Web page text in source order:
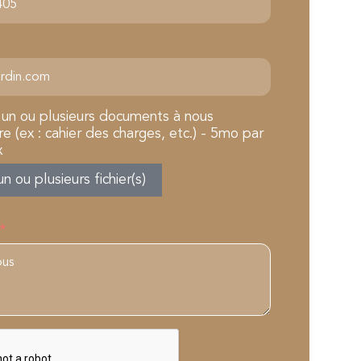
ou plusieurs documents à nous
(ex : cahier des charges, etc.) - 5mo par
ou plusieurs fichier(s)